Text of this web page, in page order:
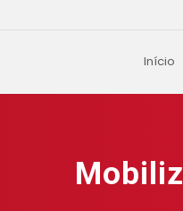
Início